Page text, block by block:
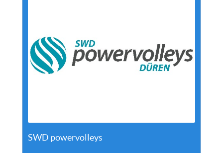
SWD powervolleys